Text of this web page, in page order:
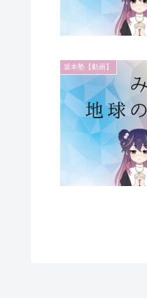
坂本塾【動画】